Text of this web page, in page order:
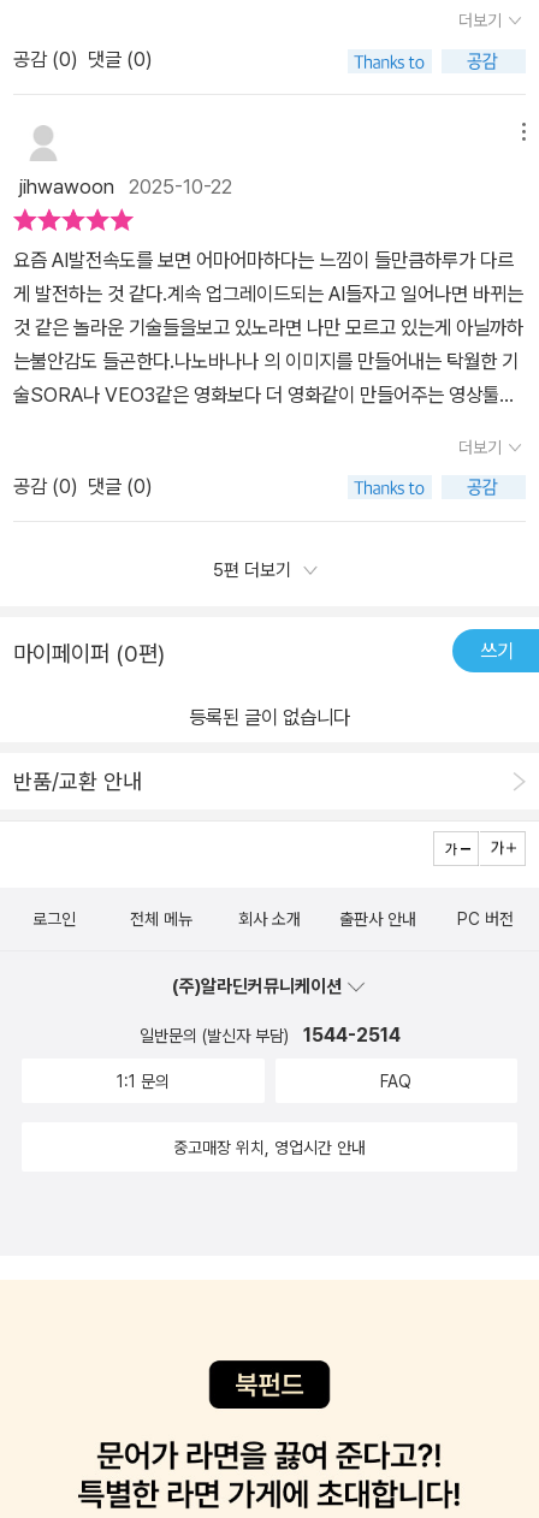
PPT만들기 #냅킨 #도해만들기 #챗GPT입문 #누나IT #진짜쉬운
M #Sora #감마 #냅킨 #리뷰의숲 #리뷰의숲서평단
내는 5가지 방법인 개인 맞춤 설정, 챗GPT에게 역할을 부여하는 법,
꼬리에 꼬리를 무는 질문, 예시를 드는 방법 등을 익힌다.3장은 여행
준비부터 AI 이미지 만들기와 심리 상담까지, 일상에서의 이용법이
다. 맞춤형 여행 일정 짜는 프롬프트 꿀팁, 장기 여행에 필요한 짐 싸
기 팁, 여행 계획, 일정표, 짐 목록을 가족이나 친구와 카톡으로 공유
하는 방법까지 자세히 알려준다.챗GPT 활용법은 이게 끝이 아니다.
내 사진을 업로드 하고, 지브리 스타일뿐 아니라 순정만화 스타일, 레
고 스타일, 인상주의 스타일, 수채화 스타일 등 원하는 스타일의 이미
지로 변환하고 저장하는 기능은 프로필 사진(프사)을 만들 때 응용해
보면 좋을 것 같다. 사진에 원하는 글자를 넣고 수정하는 기능도 있는
데 나에게는 신세계였다. 챗GPT에게 심리 상담사 역할을 부여해서
활용하는 법도 소개한다. 현재 자신의 상황을 설명하고 챗GPT와 대
상담소를 방문하지 않더라도 많은 분들이 이 기능을 통해 집에서 혼
자 고민을 해결 하는데 큰 도움을 받을 수 있을 것이다.4장은 챗GPT
보다 더 재밌는 AI 툴을 소개한다. 특히 Suno를 활용하면 원하는 가
사를 직접 입력해서 특별한 날에 노래를 선물 할 수 있다. 생일 축하나
무 감동적일 것 같다. 내가 직접 가사를 쓴 노래 선물! 정말 기발한 아
이디어 아닌가! 챗GPT 유료 사용자는 Sora로 동영상도 만들 수 있
통해 새롭게 알게 된 것은 구글 NotebookLM이다. LM은 Langua
ge Model(언어 모델)의 약자이다. 기존 메모 앱과 달리, 사용자가
직접 올린 자료를 기반으로 한다. 사용자가 업로드한 PDF, 구글 Do
cs, 웹 링크, 유튜브 동영상 등을 빠르게 요약해 주며, 키워드 하이라
이트 기능도 있다. 특히 문서 간의 연관 정보를 분석해서 인사이트를
유용하다.AI가 동영상을 요약해 준다는 말을 들은 적은 있는데 어려
의 유튜브 영상 요약법은 너무 간단했다. 유튜브 링크 주소를 복사해
서 붙여 넣고 요약이라고 입력하면 구간별 핵심 내용을 요약해 준다.
주요 내용을 3가지로 요약해 달라거나, 핵심 개념을 표로 정리해 달
한 결과를 얻을 수 있다. 특히 제미나이는 어려운 개념을 초등학생이
이 있는 줄 알았더니, 그냥 프롬프트 창에 입력만 하면 되는 거였다.
간단하게만 입력해도 최고의 이미지를 제작해 준다. 나노 바나나로
이미지를 생성하고 편집하는 법도 너무 쉽다. 사진 편집을 말로 하다
니! 책에 나온 대로 나도 직접 말로 이미지를 생성하고 배경을 바꾸어
보았다. 신기~~마지막 5장과 6장은 좀 더 깊이 있게 AI를 이용하려
짜거나, 짐 싸는 목록을 만들거나, 간단한 인사말 문구를 챗GPT에게
부탁하는 장면들이 나오는데 정말 카톡하듯 입력만 하면 결과가 척척
PT에게는 그냥 하고 싶은 말을 편하게 하면 된다는 게 신기했다.무엇
보다 이 책은 'AI가 두렵다'거나 '나만 모르는 것 같아 불안하다'는 사
람들에게 딱 맞다. 복잡한 개념이나 기술적인 원리보다는 일상 속에
서 바로 써먹는 방법에 집중해서 AI를 친근하게 느끼게 해주는 게 가
장 큰 장점이다. 어렵고 먼 이야기가 아니라, 오늘 당장 내 업무나 생
활에서 활용할 수 있는 팁들로 가득하다.AI나 챗GPT에 관심은 있지
만 어디서부터 시작해야 할지 막막하다면, 이 책이 정말 좋은 첫걸음
이 될 것 같다. 읽다 보면 자연스럽게 '아, 나도 할 수 있겠네'라는 자신
느껴지게 만들어주는 책이다. 책을 덮고 나면 당장 챗GPT를 켜서 뭔
가 물어보고 싶어진다.
보를 위한 챗GPT 및 AI 강의도 활발하게 하고 있다고 한다.처음에
챗GPT를 배워야 하는 이유에 대해 간단히 소개하는데챗GPT는 무
엇보다 간단하고 단어를 몰라도 정보를 빠르게 찾을 수 있다는 장점
이 있고,반복적으로 질문할 수 있는 점이 편리하다.​1장에서는 챗GP
힌다.챗GPT는 컴퓨터와 스마트폰에서 함께 사용할 수 있는데회원가
입을 하지 않아도 대화를 이어나갈 수 있지만 회원 가입 후 로그인해
두면 더욱 편리할 것이다.그림과 함께 챗GPT 사이트에 접속하는 것
부터 친절하게 설명해 주어 이해가 쉬웠고마지막에는 내용도 정리해
주어 어떤 내용을 배웠는지 한눈에 다시 볼 수 있다.2장에서 챗GPT
에게 질문하는 법, 구체적으로 묻는 법, 답변을 이끌어내는 비법을 배
운다.챗GPT는 다양한 질문에 친절하고 꼼꼼하게 답변을 해주는데건
강, 취업 등 요즘 관심 있는 것을 가볍게 물어보라고 이야기해 준다.원
하는 답을 얻기 위해서는 어떤 상황에 필요한지 등 질문을 구체적으
아서 나도 이용해 보아야겠다는 생각이 들었다.​3장에서는 여행 준비
법이 나와있다.그다음 챗GPT와 함께 쓰면 좋은 최신 AI 툴을 체험해
보기도 한다.여행 계획을 세우려면 다양한 장소도 알아보아야 하고
시간이 꽤 걸리는데챗GPT를 사용하면 더욱 시간도 단축되고 편리할
에 여행을 가게 된다면 챗GPT를 이용해 일정을 짜보아야겠다.창에
장해두면 좋을 것이다.​마지막 장에서는 업무 효율을 높이는 문서 작
I 툴을 활용할 수 있게 된다.보고서를 작성할 때 보고서 형식을 물어보
해 텍스트나 파일 자료만으로 문서를 작성할 수도 있다.출판사 홈페
에 실제로 업무에 활용해 보아야겠다.​책을 읽으며 몰랐던 챗GPT의
다양한 기능에 대해 알아볼 수 있었고다음에 챗GPT를 쓴다면 더욱
료 강의와 함께 챗GPT에 대해 상세히 알아본다면 더욱 많은 도움이
더보기
공감 (0) 댓글 (0)
jihwawoon 2025-10-22
요즘 AI발전속도를 보면 어마어마하다는 느낌이 들만큼하루가 다르
게 발전하는 것 같다.계속 업그레이드되는 AI들자고 일어나면 바뀌는
것 같은 놀라운 기술들을보고 있노라면 나만 모르고 있는게 아닐까하
는불안감도 들곤한다.나노바나나 의 이미지를 만들어내는 탁월한 기
술SORA나 VEO3같은 영화보다 더 영화같이 만들어주는 영상툴들
리 익혀서 써보고 싶은데어떻게 할지 모를때초보자들에게 친절하게
알려주는 책유튜브동영상 강의 13개와 실제 AI대화예시들을제공해
주는 QR코드도 있어 더욱 손쉽게 따라해 볼수 있다.일상생활에서 챗
GPT를 활용해 이것저것 만들어보거나음악, 이미지, 영상등을 시도
더보기
공감 (0) 댓글 (0)
5편 더보기
마이페이퍼 (0편) 쓰기
등록된 글이 없습니다
반품/교환 안내
로그인 전체 메뉴 회사 소개 출판사 안내 PC 버전
(주)알라딘커뮤니케이션
일반문의 (발신자 부담) 1544-2514
1:1 문의 FAQ
중고매장 위치, 영업시간 안내